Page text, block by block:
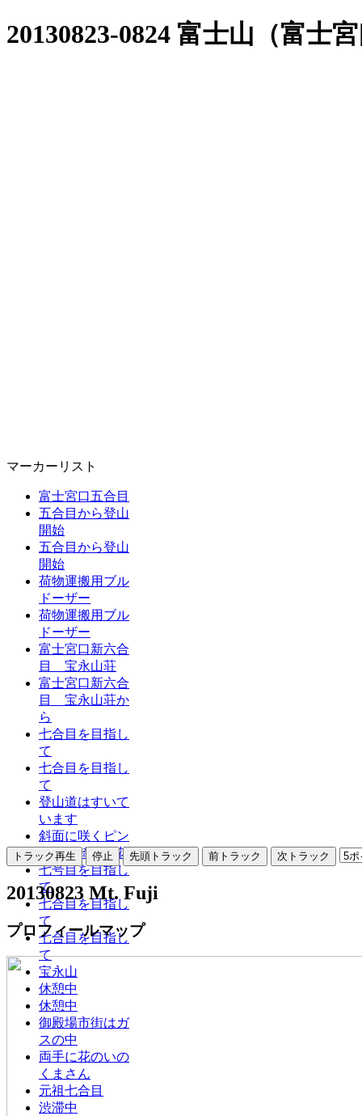
20130823-0824 富士山（富士
マーカーリスト
富士宮口五合目
五合目から登山
開始
五合目から登山
開始
荷物運搬用ブル
ドーザー
荷物運搬用ブル
ドーザー
富士宮口新六合
目 宝永山荘
富士宮口新六合
目 宝永山荘か
ら
七合目を目指し
て
七合目を目指し
て
登山道はすいて
います
斜面に咲くピン
ク色の綺麗な花
七号目を目指し
て
七合目を目指し
て
七合目を目指し
て
宝永山
休憩中
休憩中
御殿場市街はガ
スの中
両手に花のいの
くまさん
元祖七合目
渋滞中
20130823 Mt. Fuji
プロフィールマップ